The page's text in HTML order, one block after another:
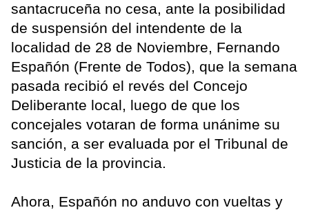
santacruceña no cesa, ante la posibilidad
de suspensión del intendente de la
localidad de 28 de Noviembre, Fernando
Españón (Frente de Todos), que la semana
pasada recibió el revés del Concejo
Deliberante local, luego de que los
concejales votaran de forma unánime su
sanción, a ser evaluada por el Tribunal de
Justicia de la provincia.
Ahora, Españón no anduvo con vueltas y